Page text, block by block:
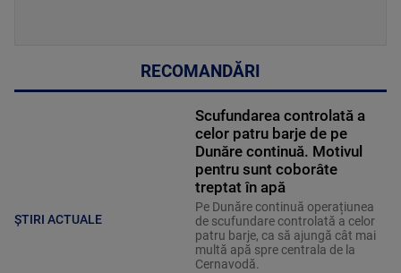
RECOMANDĂRI
ȘTIRI ACTUALE
Scufundarea controlată a
celor patru barje de pe
Dunăre continuă. Motivul
pentru sunt coborâte
treptat în apă
Pe Dunăre continuă operațiunea
de scufundare controlată a celor
patru barje, ca să ajungă cât mai
multă apă spre centrala de la
Cernavodă.